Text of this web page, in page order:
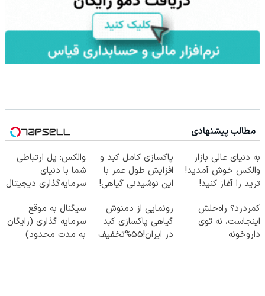
مطالب پیشنهادی
به دنیای عالی بازار
والکس خوش آمدید!
ترید را آغاز کنید!
پاکسازی کامل کبد و
افزایش طول عمر با
این نوشیدنی گیاهی!
والکس: پل ارتباطی
شما با دنیای
سرمایه‌گذاری دیجیتال
کمردرد؟ راه‌حلش
اینجاست، نه توی
داروخونه
رونمایی از دمنوش
گیاهی پاکسازی کبد
در ایران!55%تخفیف
سیگنال به موقع
سرمایه گذاری (رایگان
به مدت محدود)